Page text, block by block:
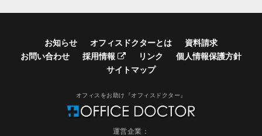
お知らせ オフィスドクターとは
資料請求
お問い合わせ
採用情報 リンク
個人情報保護方針
サイトマップ
オフィスをお助け『オフィスドクター』
運営企業：